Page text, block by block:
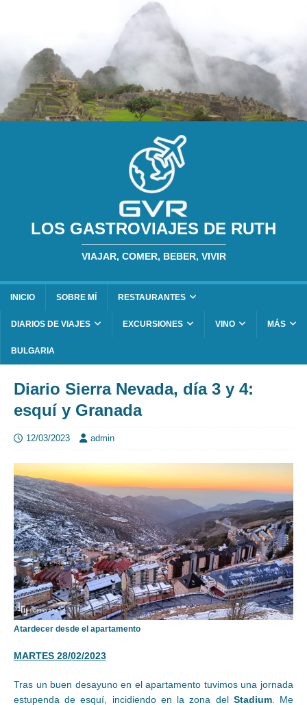
LOS GASTROVIAJES DE RUTH
VIAJAR, COMER, BEBER, VIVIR
INICIO SOBRE MÍ RESTAURANTES
DIARIOS DE VIAJES EXCURSIONES VINO MÁS
BULGARIA
Diario Sierra Nevada, día 3 y 4:
esquí y Granada
12/03/2023 admin
Atardecer desde el apartamento
MARTES 28/02/2023
Tras un buen desayuno en el apartamento tuvimos una jornada
estupenda de esquí, incidiendo en la zona del Stadium. Me